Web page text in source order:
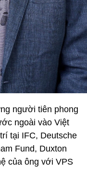
người tiên phong
ngoài vào Việt
tại IFC, Deutsche
Fund, Duxton
của ông với VPS